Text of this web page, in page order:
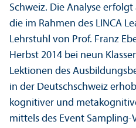
Schweiz. Die Analyse
die im Rahmen des LINCA
Lehr­stuhl von Prof. Franz
Herbst 2014 bei neun
Lektionen des
in der Deutschschweiz
kognitiver und
mittels des Event